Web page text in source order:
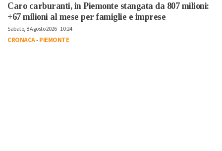
Caro carburanti, in Piemonte stangata da 807 milioni:
+67 milioni al mese per famiglie e imprese
Sabato, 8 Agosto 2026 - 10:24
CRONACA-PIEMONTE